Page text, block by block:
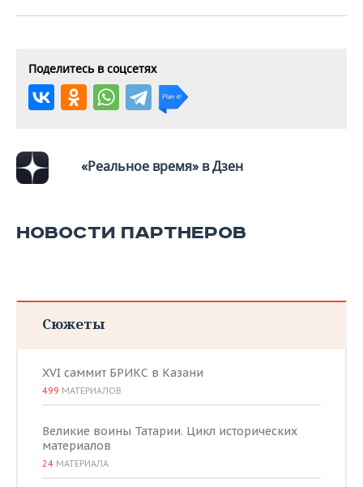
Поделитесь в соцсетях
«Реальное время» в Дзен
НОВОСТИ ПАРТНЕРОВ
Сюжеты
XVI саммит БРИКС в Казани
499 МАТЕРИАЛОВ
Великие воины Татарии. Цикл исторических
материалов
24 МАТЕРИАЛА